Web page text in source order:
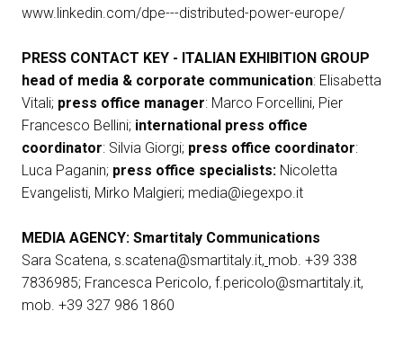
www.linkedin.com/dpe---distributed-power-europe/
PRESS CONTACT KEY - ITALIAN EXHIBITION GROUP
head of media & corporate communication: Elisabetta
Vitali; press office manager: Marco Forcellini, Pier
Francesco Bellini; international press office
coordinator: Silvia Giorgi; press office coordinator:
Luca Paganin; press office specialists: Nicoletta
Evangelisti, Mirko Malgieri; media@iegexpo.it
MEDIA AGENCY: Smartitaly Communications
Sara Scatena, s.scatena@smartitaly.it, mob. +39 338
7836985; Francesca Pericolo, f.pericolo@smartitaly.it,
mob. +39 327 986 1860